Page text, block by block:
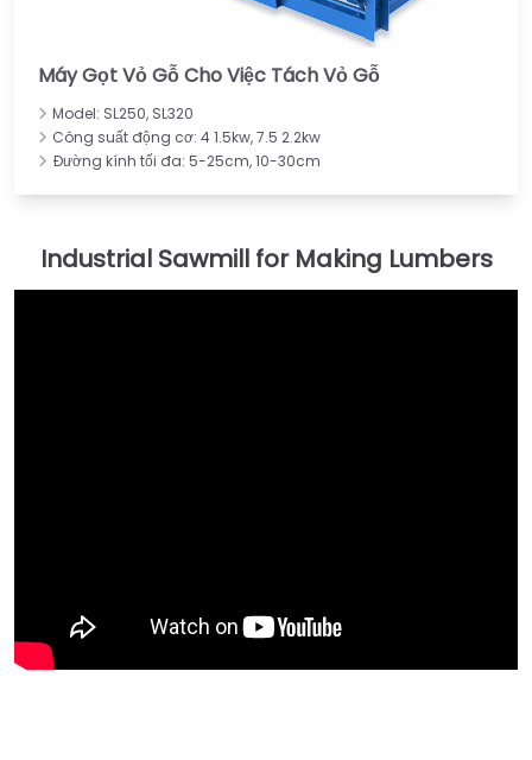
Máy Gọt Vỏ Gỗ Cho Việc Tách Vỏ Gỗ
Model: SL250, SL320
Công suất động cơ: 4 1.5kw, 7.5 2.2kw
Đường kính tối đa: 5-25cm, 10-30cm